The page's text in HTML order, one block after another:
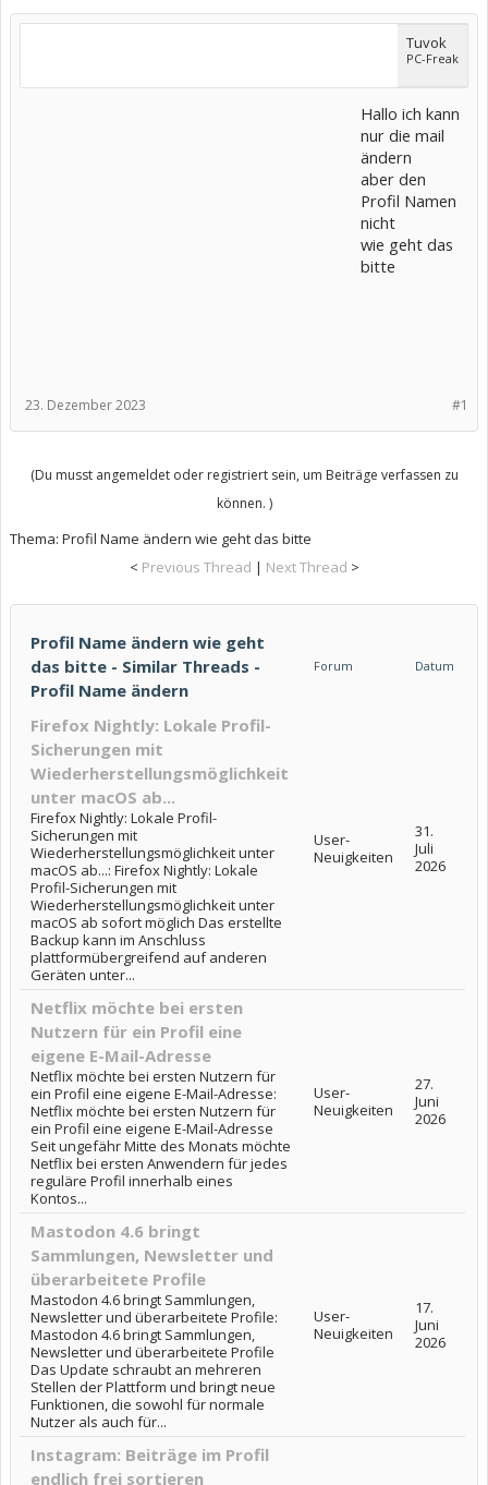
Tuvok
PC-Freak
Hallo ich kann
nur die mail
ändern
aber den
Profil Namen
nicht
wie geht das
bitte
#1
23. Dezember 2023
(Du musst angemeldet oder registriert sein, um Beiträge verfassen zu
können. )
Thema: Profil Name ändern wie geht das bitte
< Previous Thread | Next Thread >
Profil Name ändern wie geht
das bitte - Similar Threads -
Profil Name ändern
Forum Datum
Firefox Nightly: Lokale Profil-
Sicherungen mit
Wiederherstellungsmöglichkeit
unter macOS ab...
Firefox Nightly: Lokale Profil-
Sicherungen mit
Wiederherstellungsmöglichkeit unter
macOS ab...: Firefox Nightly: Lokale
Profil-Sicherungen mit
Wiederherstellungsmöglichkeit unter
macOS ab sofort möglich Das erstellte
Backup kann im Anschluss
plattformübergreifend auf anderen
Geräten unter...
User-
Neuigkeiten
31.
Juli
2026
Netflix möchte bei ersten
Nutzern für ein Profil eine
eigene E-Mail-Adresse
Netflix möchte bei ersten Nutzern für
ein Profil eine eigene E-Mail-Adresse:
Netflix möchte bei ersten Nutzern für
ein Profil eine eigene E-Mail-Adresse
Seit ungefähr Mitte des Monats möchte
Netflix bei ersten Anwendern für jedes
reguläre Profil innerhalb eines
Kontos...
User-
Neuigkeiten
27.
Juni
2026
Mastodon 4.6 bringt
Sammlungen, Newsletter und
überarbeitete Profile
Mastodon 4.6 bringt Sammlungen,
Newsletter und überarbeitete Profile:
Mastodon 4.6 bringt Sammlungen,
Newsletter und überarbeitete Profile
Das Update schraubt an mehreren
Stellen der Plattform und bringt neue
Funktionen, die sowohl für normale
Nutzer als auch für...
User-
Neuigkeiten
17.
Juni
2026
Instagram: Beiträge im Profil
endlich frei sortieren